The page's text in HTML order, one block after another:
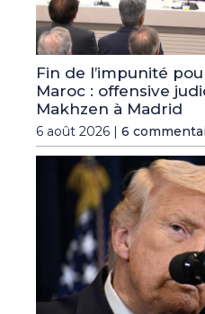
Fin de l’impunité
Maroc : offensive
Makhzen à Madrid
6 août 2026 | 6